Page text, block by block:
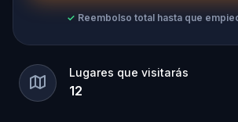
✓ Reembolso total hasta que
Lugares que visitarás
12